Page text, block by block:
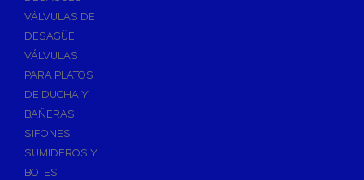
VÁLVULAS DE
DESAGÜE
VÁLVULAS
PARA PLATOS
DE DUCHA Y
BAÑERAS
SIFONES
SUMIDEROS Y
BOTES